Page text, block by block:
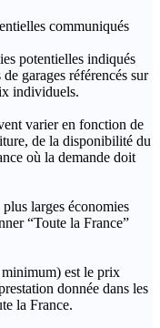
communiqués
potentielles indiqués
garages référencés sur
individuels.
varier en fonction de
de la disponibilité du
où la demande doit
larges économies
“Toute la France”
est le prix
donnée dans les
la France.